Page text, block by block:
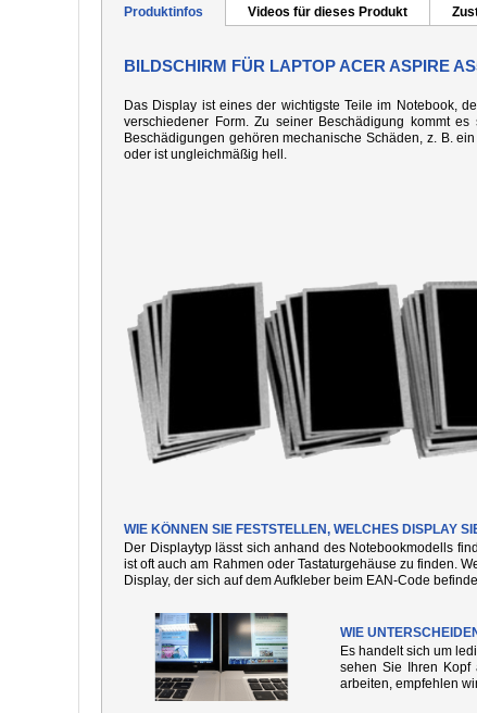
Produktinfos Videos für dieses Produkt
BILDSCHIRM FÜR LAPTOP ACER ASPIRE
Das Display ist eines der wichtigste Teile im Notebook,
verschiedener Form. Zu seiner Beschädigung kommt
Beschädigungen gehören mechanische Schäden, z. B.
oder ist ungleichmäßig hell.
WIE KÖNNEN SIE FESTSTELLEN, WELCHES DISPLAY
Der Displaytyp lässt sich anhand des Notebookmodells
ist oft auch am Rahmen oder Tastaturgehäuse zu finden.
Display, der sich auf dem Aufkleber beim EAN-Code
WIE
Es handelt sich um
sehen Sie Ihren Kopf
arbeiten, empfehlen